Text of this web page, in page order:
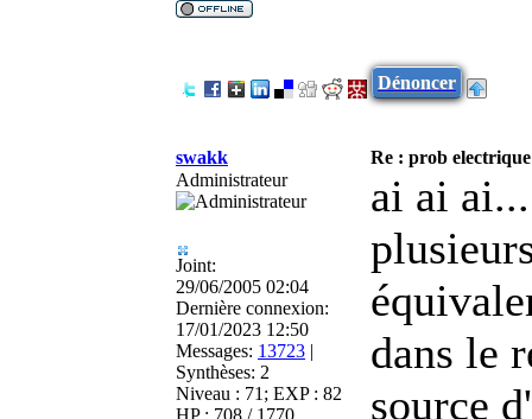
Dénoncer
swakk
Re : prob electrique
Administrateur
Joint:
29/06/2005 02:04
Dernière connexion:
17/01/2023 12:50
Messages: 13723 |
Synthèses: 2
Niveau : 71; EXP : 82
HP : 708 / 1770
ai ai ai...
dans le
source